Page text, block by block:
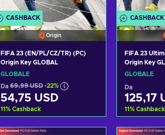
CASHBACK
Origin
FIFA 23 (EN/PL/CZ/TR) (PC)
Origin Key GLOBAL
GLOBALE
Da 69,99 USD -22%
54,75 USD
11% Cashback
Aggiungi al carrello
CASHBACK
FIFA 23
Origin Key
GLOBALE
Da
125,17
11% Cashback